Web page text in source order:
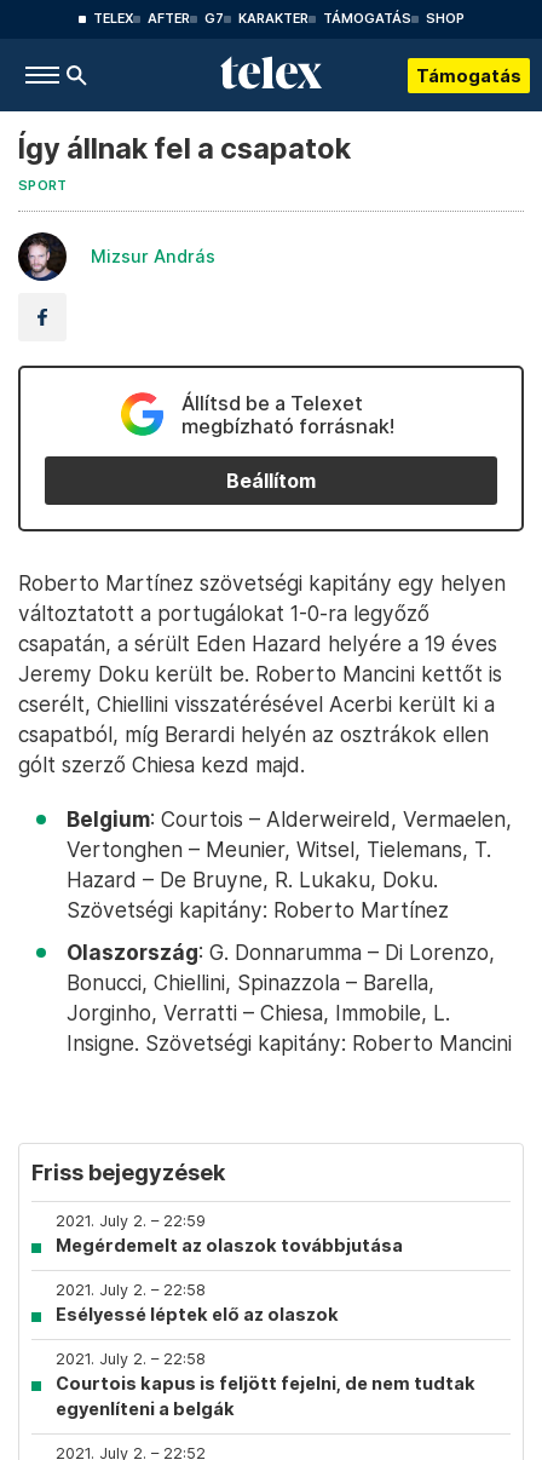
TELEX AFTER G7 KARAKTER TÁMOGATÁS SHOP
Támogatás
Így állnak fel a csapatok
SPORT
Mizsur András
Állítsd be a Telexet
megbízható forrásnak!
Beállítom
Roberto Martínez szövetségi kapitány egy helyen
változtatott a portugálokat 1-0-ra legyőző
csapatán, a sérült Eden Hazard helyére a 19 éves
Jeremy Doku került be. Roberto Mancini kettőt is
cserélt, Chiellini visszatérésével Acerbi került ki a
csapatból, míg Berardi helyén az osztrákok ellen
gólt szerző Chiesa kezd majd.
Belgium: Courtois – Alderweireld, Vermaelen,
Vertonghen – Meunier, Witsel, Tielemans, T.
Hazard – De Bruyne, R. Lukaku, Doku.
Szövetségi kapitány: Roberto Martínez
Olaszország: G. Donnarumma – Di Lorenzo,
Bonucci, Chiellini, Spinazzola – Barella,
Jorginho, Verratti – Chiesa, Immobile, L.
Insigne. Szövetségi kapitány: Roberto Mancini
Friss bejegyzések
2021. July 2. – 22:59
Megérdemelt az olaszok továbbjutása
2021. July 2. – 22:58
Esélyessé léptek elő az olaszok
2021. July 2. – 22:58
Courtois kapus is feljött fejelni, de nem tudtak
egyenlíteni a belgák
2021. July 2. – 22:52